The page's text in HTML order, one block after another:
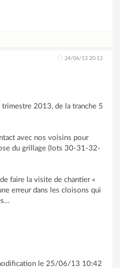
24/06/13 20:13
2013, de la tranche 5
avec nos voisins pour
du grillage (lots 30-31-32-
faire la visite de chantier «
erreur dans les cloisons qui
le 25/06/13 10:42